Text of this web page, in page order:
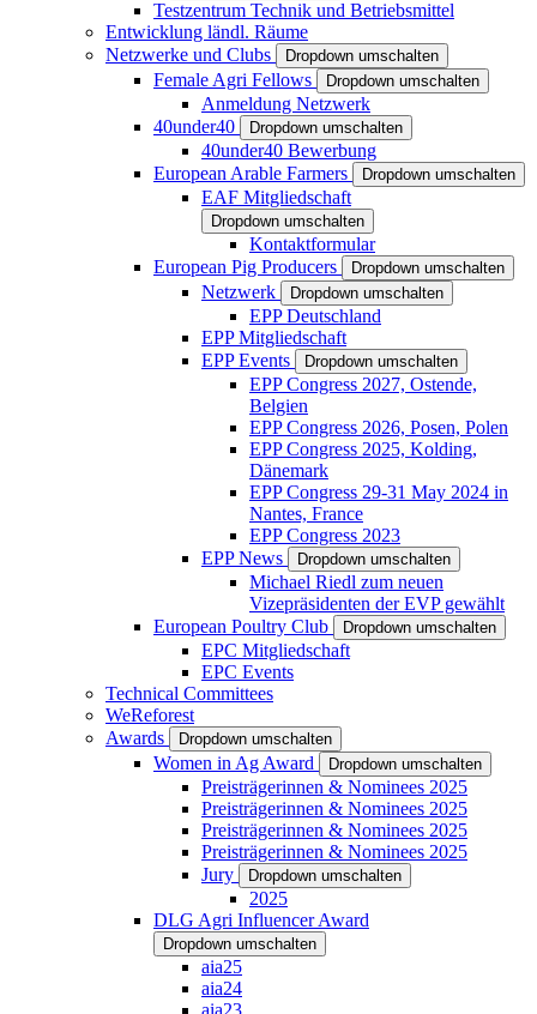
Testzentrum Technik und Betriebsmittel
Entwicklung ländl. Räume
Netzwerke und Clubs
Dropdown umschalten
Female Agri Fellows Dropdown umschalten
Anmeldung Netzwerk
40under40
Dropdown umschalten
40under40 Bewerbung
European Arable Farmers
Dropdown umschalten
EAF Mitgliedschaft
Dropdown umschalten
Kontaktformular
European Pig Producers
Dropdown umschalten
Netzwerk Dropdown umschalten
EPP Deutschland
EPP Mitgliedschaft
EPP Events
Dropdown umschalten
EPP Congress 2027, Ostende,
Belgien
EPP Congress 2026, Posen, Polen
EPP Congress 2025, Kolding,
Dänemark
EPP Congress 29-31 May 2024 in
Nantes, France
EPP Congress 2023
EPP News
Dropdown umschalten
Michael Riedl zum neuen
Vizepräsidenten der EVP gewählt
European Poultry Club
Dropdown umschalten
EPC Mitgliedschaft
EPC Events
Technical Committees
WeReforest
Awards
Dropdown umschalten
Women in Ag Award Dropdown umschalten
Preisträgerinnen & Nominees 2025
Preisträgerinnen & Nominees 2025
Preisträgerinnen & Nominees 2025
Preisträgerinnen & Nominees 2025
Jury
Dropdown umschalten
2025
DLG Agri Influencer Award
Dropdown umschalten
aia25
aia24